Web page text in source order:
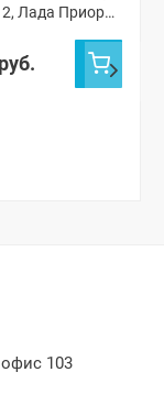
Лада Приора
офис 103